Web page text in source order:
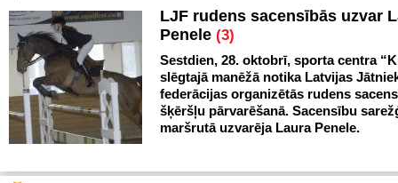
LJF rudens sacensībās uzvar
Penele (3)
Sestdien, 28. oktobrī, sporta centra
slēgtajā manēžā notika Latvijas
federācijas organizētās rudens
šķēršļu pārvarēšanā. Sacensību
maršrutā uzvarēja Laura Penele.